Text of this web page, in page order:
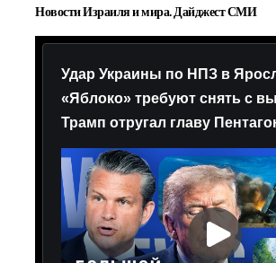
Новости Израиля и мира. Дайджест СМИ